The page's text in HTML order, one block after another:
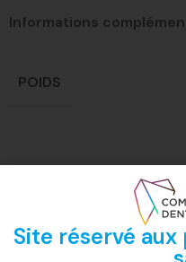
Informations
POIDS
Site réservé